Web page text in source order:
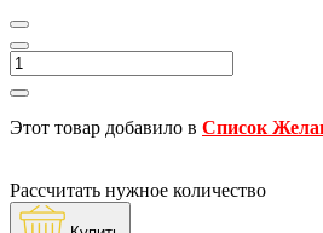
Этот товар добавило в Список
Рассчитать нужное количество